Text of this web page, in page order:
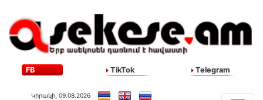
FB TikTok Telegram
Կիրակի, 09.08.2026